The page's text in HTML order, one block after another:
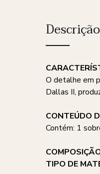
Descrição
O detalhe em
Dallas II,
CONTEÚDO
Contém: 1
TIPO DE